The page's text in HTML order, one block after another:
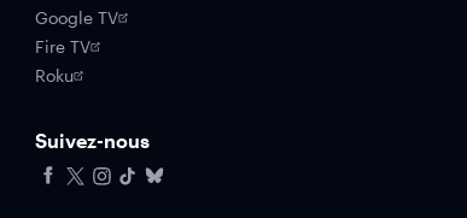
Google TV
Fire TV
Roku
Suivez-nous